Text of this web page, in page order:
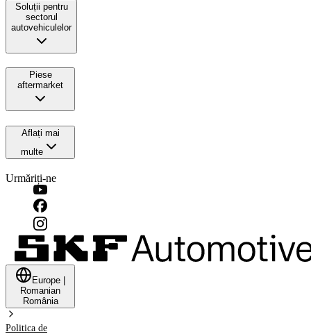
Soluții pentru
sectorul
autovehiculelor
Piese
aftermarket
Aflați mai
multe
Urmăriți-ne
Europe
Romanian
România
Politica de